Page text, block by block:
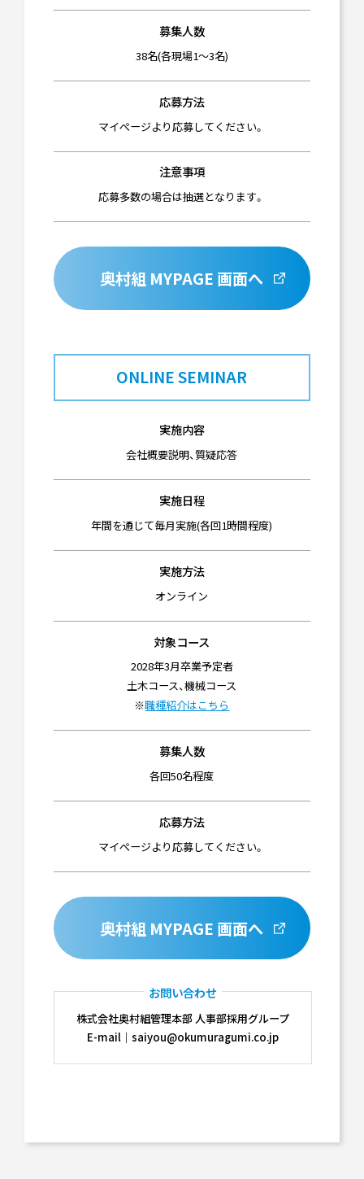
募集人数
38名(各現場1～3名)
応募方法
マイぺージより応募してください。
注意事項
応募多数の場合は抽選となります。
奥村組 MYPAGE 画面へ
ONLINE SEMINAR
実施内容
会社概要説明、質疑応答
実施日程
年間を通じて毎月実施(各回1時間程度)
実施方法
オンライン
対象コース
2028年3月卒業予定者
土木コース、機械コース
※職種紹介はこちら
募集人数
各回50名程度
応募方法
マイぺージより応募してください。
奥村組 MYPAGE 画面へ
お問い合わせ
株式会社奥村組管理本部 人事部採用グループ
E-mail｜saiyou@okumuragumi.co.jp